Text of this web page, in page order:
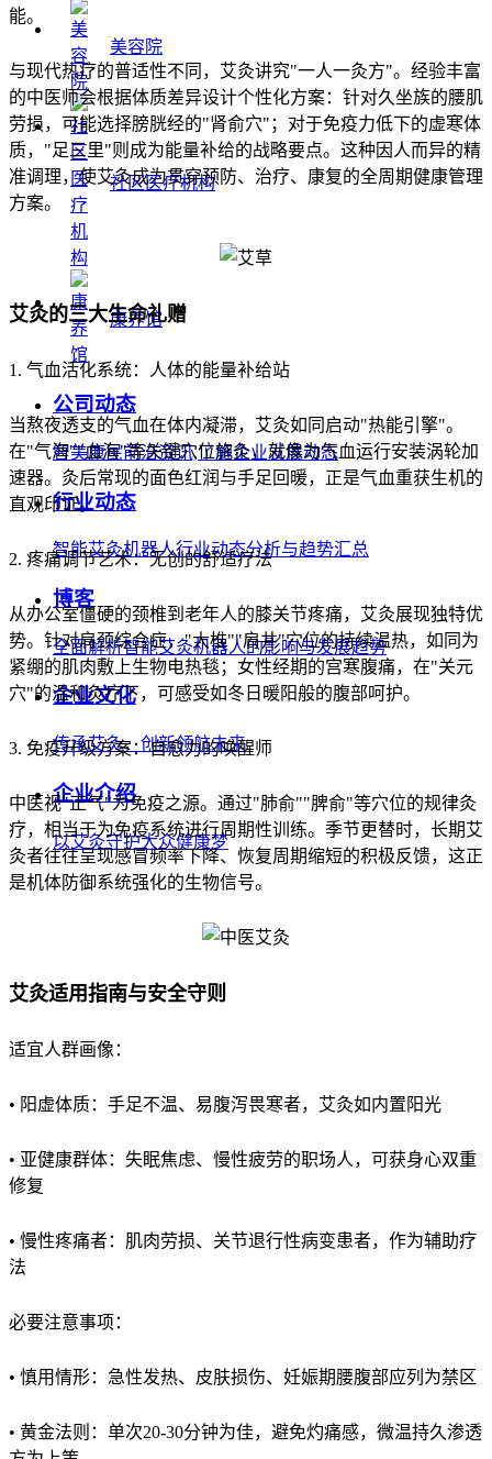
美容院
社区医疗机构
康养馆
公司动态
智美康民前沿资讯,了解企业发展动态
行业动态
智能艾灸机器人行业动态分析与趋势汇总
博客
全面解析智能艾灸机器人的影响与发展趋势
企业文化
传承艾灸，创新领航未来
企业介绍
以艾灸守护大众健康梦
能。
与现代热疗的普适性不同，艾灸讲究"一人一灸方"。经验丰富
的中医师会根据体质差异设计个性化方案：针对久坐族的腰肌
劳损，可能选择膀胱经的"肾俞穴"；对于免疫力低下的虚寒体
质，"足三里"则成为能量补给的战略要点。这种因人而异的精
准调理，使艾灸成为贯穿预防、治疗、康复的全周期健康管理
方案。
艾灸的三大生命礼赠
1. 气血活化系统：人体的能量补给站
当熬夜透支的气血在体内凝滞，艾灸如同启动"热能引擎"。
在"气海""血海"等关键穴位施灸，就像为气血运行安装涡轮加
速器。灸后常现的面色红润与手足回暖，正是气血重获生机的
直观印证。
2. 疼痛调节艺术：无创的舒适疗法
从办公室僵硬的颈椎到老年人的膝关节疼痛，艾灸展现独特优
势。针对肩颈综合症，"大椎""肩井"穴位的持续温热，如同为
紧绷的肌肉敷上生物电热毯；女性经期的宫寒腹痛，在"关元
穴"的温和灸疗下，可感受如冬日暖阳般的腹部呵护。
3. 免疫升级方案：自愈力的唤醒师
中医视"正气"为免疫之源。通过"肺俞""脾俞"等穴位的规律灸
疗，相当于为免疫系统进行周期性训练。季节更替时，长期艾
灸者往往呈现感冒频率下降、恢复周期缩短的积极反馈，这正
是机体防御系统强化的生物信号。
艾灸适用指南与安全守则
适宜人群画像：
• 阳虚体质：手足不温、易腹泻畏寒者，艾灸如内置阳光
• 亚健康群体：失眠焦虑、慢性疲劳的职场人，可获身心双重
修复
• 慢性疼痛者：肌肉劳损、关节退行性病变患者，作为辅助疗
法
必要注意事项：
• 慎用情形：急性发热、皮肤损伤、妊娠期腰腹部应列为禁区
• 黄金法则：单次20-30分钟为佳，避免灼痛感，微温持久渗透